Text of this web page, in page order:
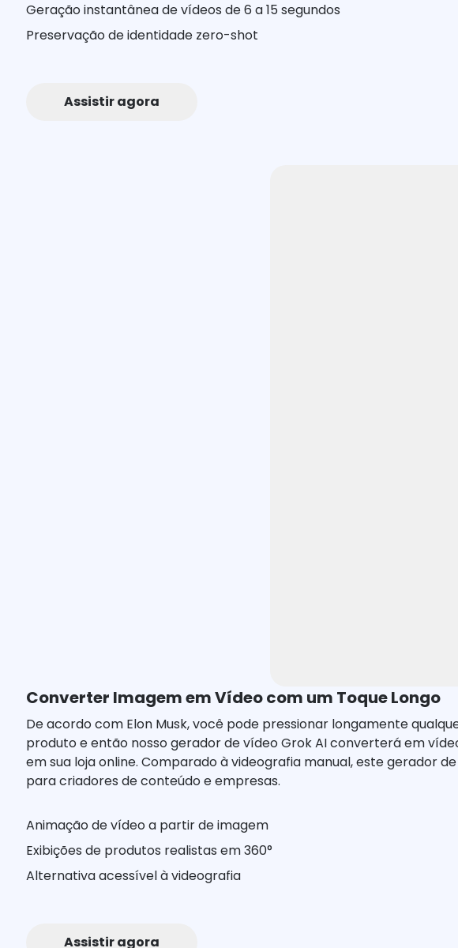
Geração instantânea de vídeos de 6 a 15 segundos
Preservação de identidade zero-shot
Assistir agora
Converter Imagem em Vídeo com um Toque Longo
De acordo com Elon Musk, você pode pressionar longamente
produto e então nosso gerador de vídeo Grok AI converterá em
em sua loja online. Comparado à videografia manual, este gerador
para criadores de conteúdo e empresas.
Animação de vídeo a partir de imagem
Exibições de produtos realistas em 360°
Alternativa acessível à videografia
Assistir agora